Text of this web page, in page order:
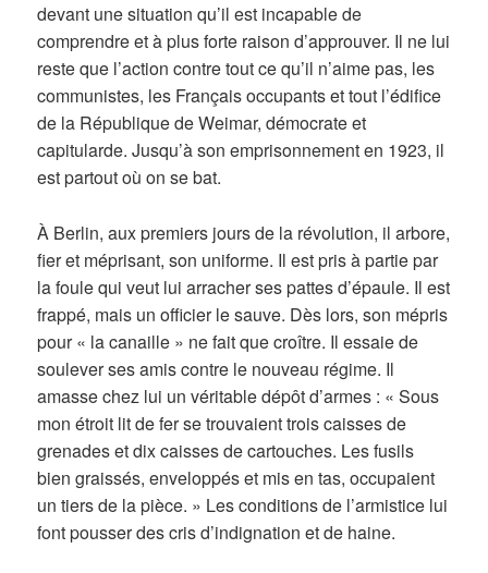
devant une situation qu’il est incapable de
comprendre et à plus forte raison d’approuver. Il ne lui
reste que l’action contre tout ce qu’il n’aime pas, les
communistes, les Français occupants et tout l’édifice
de la République de Weimar, démocrate et
capitularde. Jusqu’à son emprisonnement en 1923, il
est partout où on se bat.
À Berlin, aux premiers jours de la révolution, il arbore,
fier et méprisant, son uniforme. Il est pris à partie par
la foule qui veut lui arracher ses pattes d’épaule. Il est
frappé, mais un officier le sauve. Dès lors, son mépris
pour « la canaille » ne fait que croître. Il essaie de
soulever ses amis contre le nouveau régime. Il
amasse chez lui un véritable dépôt d’armes : « Sous
mon étroit lit de fer se trouvaient trois caisses de
grenades et dix caisses de cartouches. Les fusils
bien graissés, enveloppés et mis en tas, occupaient
un tiers de la pièce. » Les conditions de l’armistice lui
font pousser des cris d’indignation et de haine.